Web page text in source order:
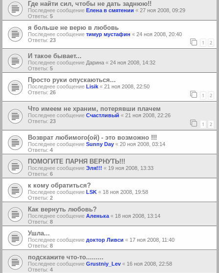
Где найти сил, чтобы не дать заднюю!!
Последнее сообщение Елена в смятении « 27 ноя 2008, 09:29
Ответы: 5
я больше не верю в любовь
Последнее сообщение тимур мустафин « 24 ноя 2008, 20:40
Ответы: 23 1 2
И такое бывает...
Последнее сообщение Дарина « 24 ноя 2008, 14:32
Ответы: 5
Просто руки опускаються...
Последнее сообщение Lisik « 21 ноя 2008, 22:50
Ответы: 26 1 2
Что имеем не храним, потерявши плачем
Последнее сообщение Счастливый « 21 ноя 2008, 22:26
Ответы: 23 1 2
Возврат любимого(ой) - это возможно !!!
Последнее сообщение Sunny Day « 20 ноя 2008, 03:14
Ответы: 4
ПОМОГИТЕ ПАРНЯ ВЕРНУТЬ!!!
Последнее сообщение Эля!!! « 19 ноя 2008, 13:33
Ответы: 6
к кому обратиться?
Последнее сообщение LSK « 18 ноя 2008, 19:58
Ответы: 2
Как вернуть любовь?
Последнее сообщение Аленька « 18 ноя 2008, 13:14
Ответы: 8
Ушла...
Последнее сообщение доктор Ливси « 17 ноя 2008, 11:40
Ответы: 8
подскажите что-то.........
Последнее сообщение Grustniy_Lev « 16 ноя 2008, 22:58
Ответы: 4